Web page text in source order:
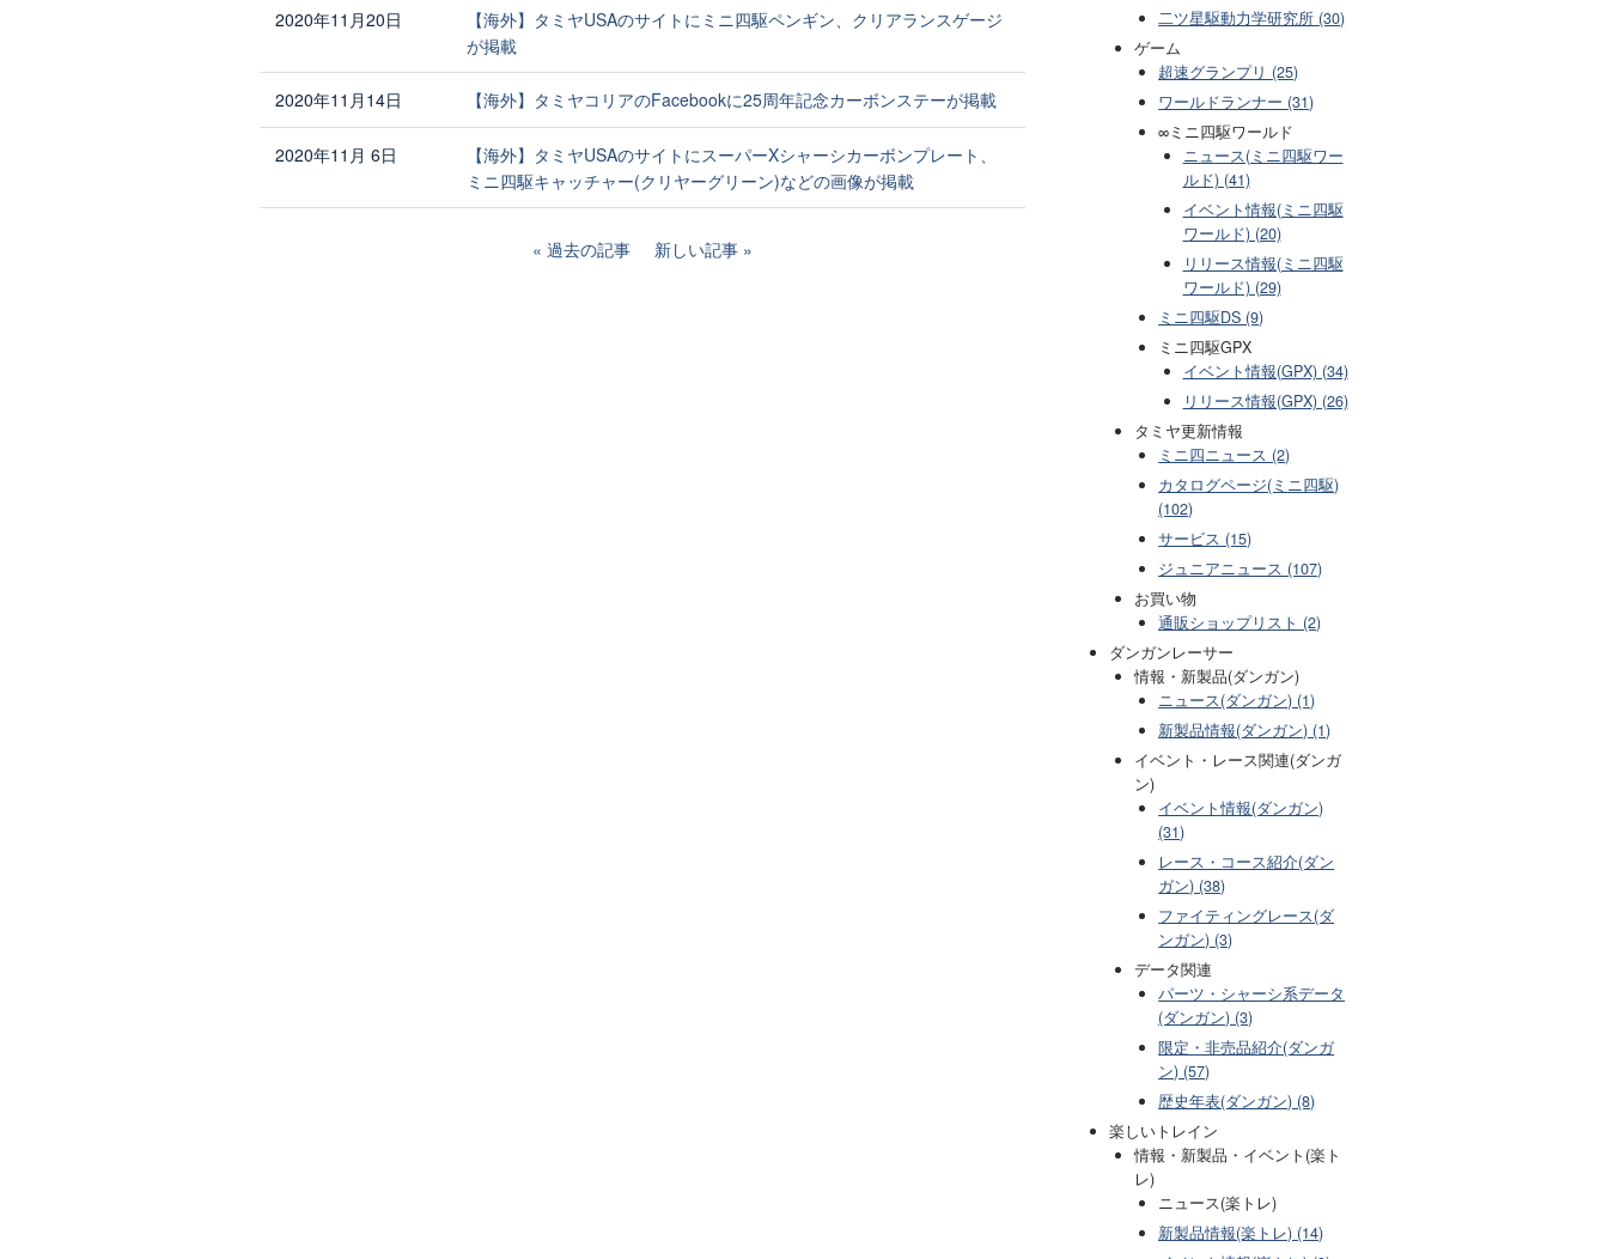
2020年11月20日
【海外】タミヤUSAのサイトにミニ四駆ペンギン、クリアランスゲージ
が掲載
2020年11月14日 【海外】タミヤコリアのFacebookに25周年記念カーボンステーが掲載
2020年11月 6日
【海外】タミヤUSAのサイトにスーパーXシャーシカーボンプレート、
ミニ四駆キャッチャー(クリヤーグリーン)などの画像が掲載
過去の記事 新しい記事
二ツ星駆動力学研究所 (30)
ゲーム
超速グランプリ (25)
ワールドランナー (31)
∞ミニ四駆ワールド
ニュース(ミニ四駆ワー
ルド) (41)
イベント情報(ミニ四駆
ワールド) (20)
リリース情報(ミニ四駆
ワールド) (29)
ミニ四駆DS (9)
ミニ四駆GPX
イベント情報(GPX) (34)
リリース情報(GPX) (26)
タミヤ更新情報
ミニ四ニュース (2)
カタログページ(ミニ四駆)
(102)
サービス (15)
ジュニアニュース (107)
お買い物
通販ショップリスト (2)
ダンガンレーサー
情報・新製品(ダンガン)
ニュース(ダンガン) (1)
新製品情報(ダンガン) (1)
イベント・レース関連(ダンガ
ン)
イベント情報(ダンガン)
(31)
レース・コース紹介(ダン
ガン) (38)
ファイティングレース(ダ
ンガン) (3)
データ関連
パーツ・シャーシ系データ
(ダンガン) (3)
限定・非売品紹介(ダンガ
ン) (57)
歴史年表(ダンガン) (8)
楽しいトレイン
情報・新製品・イベント(楽ト
レ)
ニュース(楽トレ)
新製品情報(楽トレ) (14)